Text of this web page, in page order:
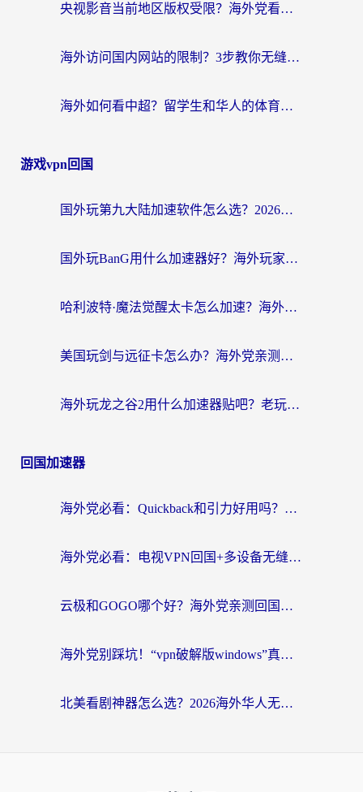
央视影音当前地区版权受限？海外党看国内剧、追电视台的终极解决方案
海外访问国内网站的限制？3步教你无缝解锁国内资源（附实测最优工具）
海外如何看中超？留学生和华人的体育赛事观看终极指南（附欧洲杯奥运会观看技巧）
游戏vpn回国
国外玩第九大陆加速软件怎么选？2026终极指南帮你告别延迟卡顿
国外玩BanG用什么加速器好？海外玩家亲测的国服游戏加速终极方案
哈利波特·魔法觉醒太卡怎么加速？海外党亲测有效的国服游戏加速指南
美国玩剑与远征卡怎么办？海外党亲测有效的国服游戏加速指南
海外玩龙之谷2用什么加速器贴吧？老玩家实测推荐，附新加坡猎魂觉醒国外剑与远征加速攻略
回国加速器
海外党必看：Quickback和引力好用吗？3分钟搞懂回国加速器怎么选
海外党必看：电视VPN回国+多设备无缝访问国内资源的实用指南
云极和GOGO哪个好？海外党亲测回国加速器选择指南（附iOS免费&Windows VPN实用技巧）
海外党别踩坑！“vpn破解版windows”真的能用？教你选对回国加速器无缝刷国内资源
北美看剧神器怎么选？2026海外华人无缝访问国内资源全攻略